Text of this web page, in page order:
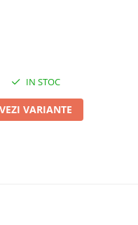
IN STOC
VEZI VARIANTE